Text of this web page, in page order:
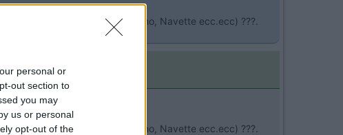
personal or
out section to
you may
us or personal
opt-out of the
collegato con il centro (Treno, Navette ecc.ecc) ???.
collegato con il centro (Treno, Navette ecc.ecc) ???.